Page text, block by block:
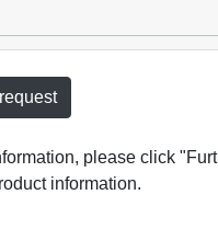
please click
information.